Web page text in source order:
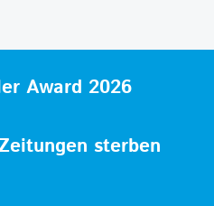
Award 2026
sterben